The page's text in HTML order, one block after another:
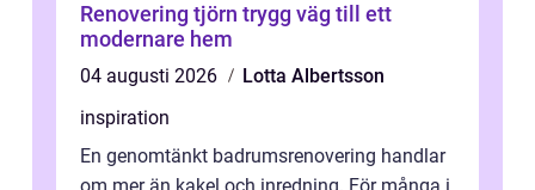
Renovering tjörn trygg väg till ett
modernare hem
04 augusti 2026
Lotta Albertsson
inspiration
En genomtänkt badrumsrenovering handlar